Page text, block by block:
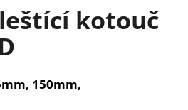
kotouč
150mm,